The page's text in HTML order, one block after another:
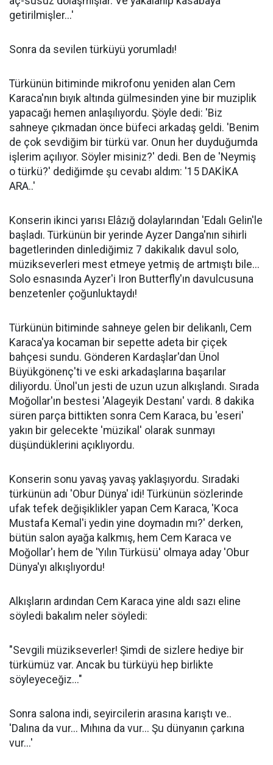
getirilmişler...'
Sonra da sevilen türküyü yorumladı!
Türkünün bitiminde mikrofonu yeniden alan Cem
Karaca'nın bıyık altında gülmesinden yine bir muziplik
yapacağı hemen anlaşılıyordu. Şöyle dedi: 'Biz
sahneye çıkmadan önce büfeci arkadaş geldi. 'Benim
de çok sevdiğim bir türkü var. Onun her duyduğumda
işlerim açılıyor. Söyler misiniz?' dedi. Ben de 'Neymiş
o türkü?' dediğimde şu cevabı aldım: '15 DAKİKA
ARA..'
Konserin ikinci yarısı Elâzığ dolaylarından 'Edalı Gelin'le
başladı. Türkünün bir yerinde Ayzer Danga'nın sihirli
bagetlerinden dinlediğimiz 7 dakikalık davul solo,
müzikseverleri mest etmeye yetmiş de artmıştı bile...
Solo esnasında Ayzer'i Iron Butterfly'ın davulcusuna
benzetenler çoğunluktaydı!
Türkünün bitiminde sahneye gelen bir delikanlı, Cem
Karaca'ya kocaman bir sepette adeta bir çiçek
bahçesi sundu. Gönderen Kardaşlar'dan Ünol
Büyükgönenç'ti ve eski arkadaşlarına başarılar
diliyordu. Ünol'un jesti de uzun uzun alkışlandı. Sırada
Moğollar'ın bestesi 'Alageyik Destanı' vardı. 8 dakika
süren parça bittikten sonra Cem Karaca, bu 'eseri'
yakın bir gelecekte 'müzikal' olarak sunmayı
düşündüklerini açıklıyordu.
Konserin sonu yavaş yavaş yaklaşıyordu. Sıradaki
türkünün adı 'Obur Dünya' idi! Türkünün sözlerinde
ufak tefek değişiklikler yapan Cem Karaca, 'Koca
Mustafa Kemal'i yedin yine doymadın mı?' derken,
bütün salon ayağa kalkmış, hem Cem Karaca ve
Moğollar'ı hem de 'Yılın Türküsü' olmaya aday 'Obur
Dünya'yı alkışlıyordu!
Alkışların ardından Cem Karaca yine aldı sazı eline
söyledi bakalım neler söyledi:
"Sevgili müzikseverler! Şimdi de sizlere hediye bir
türkümüz var. Ancak bu türküyü hep birlikte
söyleyeceğiz..."
Sonra salona indi, seyircilerin arasına karıştı ve..
'Dalına da vur... Mıhına da vur... Şu dünyanın çarkına
vur...'